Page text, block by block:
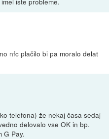
nfc plačilo bi pa moralo delat
telefona) že nekaj časa sedaj
delovalo vse OK in bp.
G Pay.